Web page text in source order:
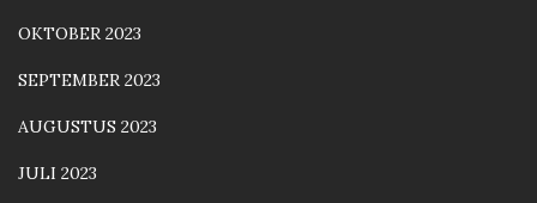
OKTOBER 2023
SEPTEMBER 2023
AUGUSTUS 2023
JULI 2023